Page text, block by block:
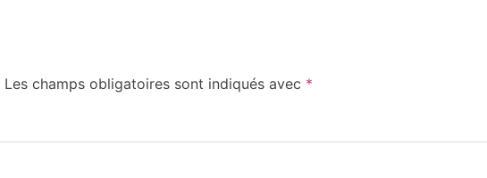
Les champs obligatoires sont indiqués avec *